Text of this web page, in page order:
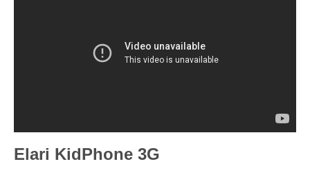
Elari KidPhone 3G